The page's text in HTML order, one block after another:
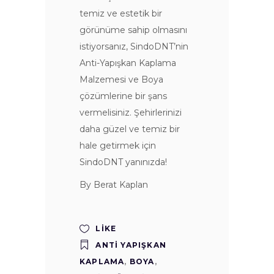
temiz ve estetik bir
görünüme sahip olmasını
istiyorsanız, SindoDNT’nin
Anti-Yapışkan Kaplama
Malzemesi ve Boya
çözümlerine bir şans
vermelisiniz. Şehirlerinizi
daha güzel ve temiz bir
hale getirmek için
SindoDNT yanınızda!
By Berat Kaplan
LIKE
ANTI YAPIŞKAN
KAPLAMA, BOYA,